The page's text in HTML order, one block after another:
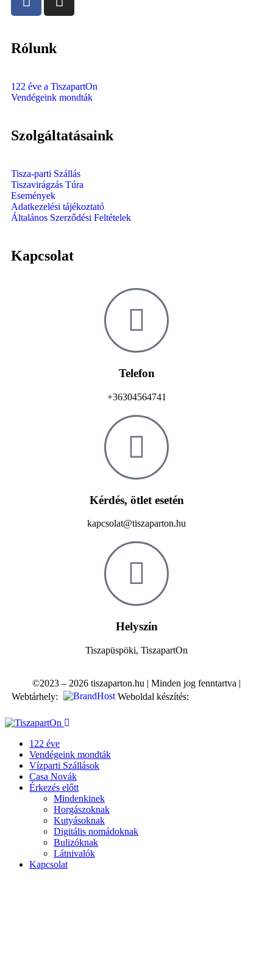
Rólunk
122 éve a TiszapartOn
Vendégeink mondták
Szolgáltatásaink
Tisza-parti Szállás
Tiszavirágzás Túra
Események
Adatkezelési tájékoztató
Általános Szerződési Feltételek
Kapcsolat
Telefon
+36304564741
Kérdés, ötlet esetén
kapcsolat@tiszaparton.hu
Helyszín
Tiszapüspöki, TiszapartOn
©2023 – 2026 tiszaparton.hu | Minden jog fenntartva |
Webtárhely:
Weboldal készítés:
122 éve
Vendégeink mondták
Vízparti Szállások
Casa Novák
Érkezés előtt
Mindenkinek
Horgászoknak
Kutyásoknak
Digitális nomádoknak
Bulizóknak
Látnivalók
Kapcsolat